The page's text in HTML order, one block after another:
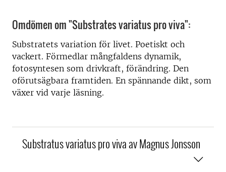
Omdömen om "Substrates variatus pro viva":
Substratets variation för livet. Poetiskt och
vackert. Förmedlar mångfaldens dynamik,
fotosyntesen som drivkraft, förändring. Den
oförutsägbara framtiden. En spännande dikt, som
växer vid varje läsning.
Substratus variatus pro viva av Magnus Jonsson